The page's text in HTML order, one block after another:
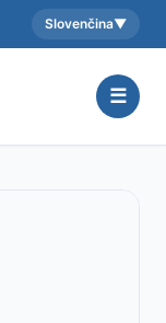
Aktuálny jazyk:
Slovenčina▼
☰